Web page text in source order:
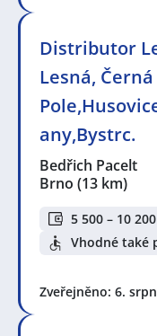
Distributor
Lesná, Černá
any,Bystrc.
Bedřich Pacelt
Brno (13 km)
5 500 – 10
Vhodné také
Zveřejněno: 6.